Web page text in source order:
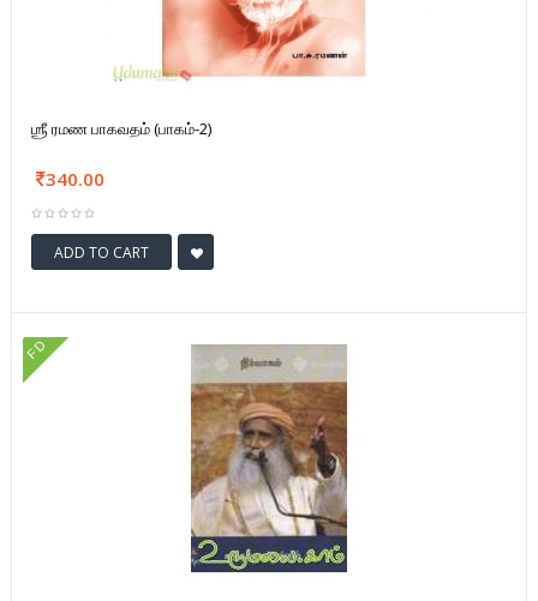
ஶ்ரீ ரமண பாகவதம் (பாகம்-2)
340.00
ADD TO CART
FD